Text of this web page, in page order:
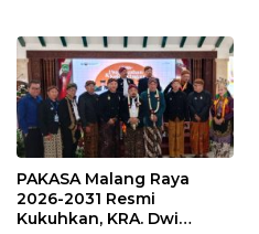
PAKASA Malang Raya
2026-2031 Resmi
Kukuhkan, KRA. Dwi